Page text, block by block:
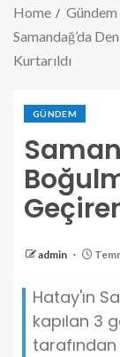
Home
Gündem
Samandağ’da
Kurtarıldı
GÜNDEM
admin
Hatay'ın
kapılan 3
tarafından